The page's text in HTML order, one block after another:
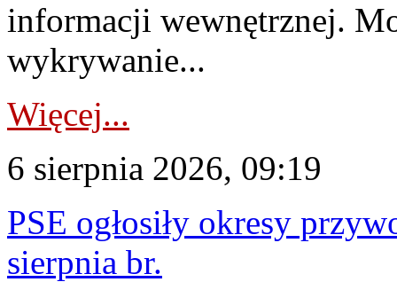
informacji wewnętrznej.
wykrywanie...
Więcej...
6 sierpnia 2026, 09:19
PSE ogłosiły okresy
sierpnia br.